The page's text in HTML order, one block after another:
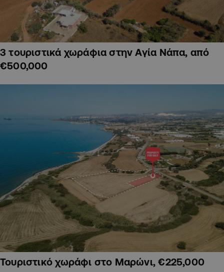
3 τουριστικά χωράφια στην Αγία Νάπα, από
€500,000
Τουριστικό χωράφι στο Μαρώνι, €225,000